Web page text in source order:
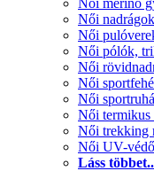
Női merinó
Női nadrágok
Női
Női pólók,
Női
Női
Női
Női termikus
Női trekking
Női UV-
Láss